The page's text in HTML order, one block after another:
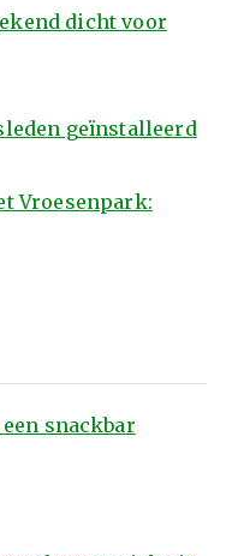
dicht voor
geïnstalleerd
Vroesenpark:
snackbar